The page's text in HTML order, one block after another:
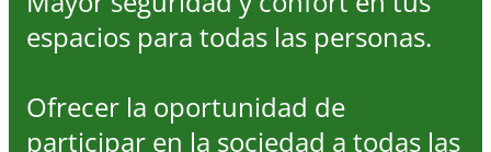
espacios para todas las personas.
Ofrecer la oportunidad de
participar en la sociedad a todas las